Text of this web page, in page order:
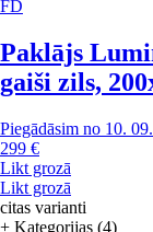
FD
Paklājs
gaiši zils,
Piegādāsim no 10.
299 €
Likt grozā
Likt grozā
citas varianti
+ Kategorijas (4)